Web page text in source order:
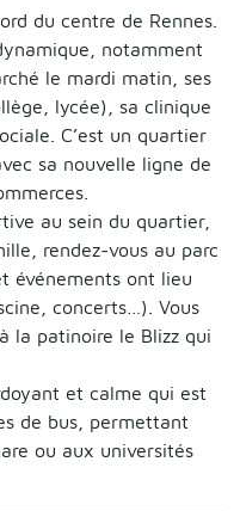
du centre de Rennes.
notamment
le mardi matin, ses
lycée), sa clinique
C’est un quartier
sa nouvelle ligne de
au sein du quartier,
rendez-vous au parc
événements ont lieu
concerts…). Vous
la patinoire le Blizz qui
et calme qui est
de bus, permettant
ou aux universités